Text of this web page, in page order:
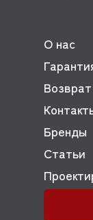
О нас
Бренды
Статьи